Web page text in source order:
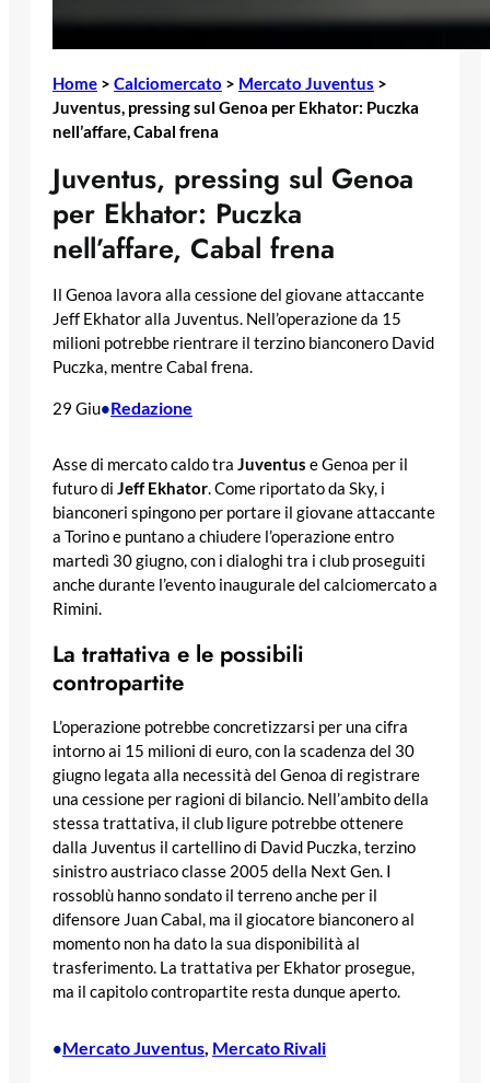
Home > Calciomercato > Mercato Juventus >
Juventus, pressing sul Genoa per Ekhator: Puczka
nell’affare, Cabal frena
Juventus, pressing sul Genoa
per Ekhator: Puczka
nell’affare, Cabal frena
Il Genoa lavora alla cessione del giovane attaccante
Jeff Ekhator alla Juventus. Nell’operazione da 15
milioni potrebbe rientrare il terzino bianconero David
Puczka, mentre Cabal frena.
29 Giu•Redazione
Asse di mercato caldo tra Juventus e Genoa per il
futuro di Jeff Ekhator. Come riportato da Sky, i
bianconeri spingono per portare il giovane attaccante
a Torino e puntano a chiudere l’operazione entro
martedì 30 giugno, con i dialoghi tra i club proseguiti
anche durante l’evento inaugurale del calciomercato a
Rimini.
La trattativa e le possibili
contropartite
L’operazione potrebbe concretizzarsi per una cifra
intorno ai 15 milioni di euro, con la scadenza del 30
giugno legata alla necessità del Genoa di registrare
una cessione per ragioni di bilancio. Nell’ambito della
stessa trattativa, il club ligure potrebbe ottenere
dalla Juventus il cartellino di David Puczka, terzino
sinistro austriaco classe 2005 della Next Gen. I
rossoblù hanno sondato il terreno anche per il
difensore Juan Cabal, ma il giocatore bianconero al
momento non ha dato la sua disponibilità al
trasferimento. La trattativa per Ekhator prosegue,
ma il capitolo contropartite resta dunque aperto.
•Mercato Juventus, Mercato Rivali